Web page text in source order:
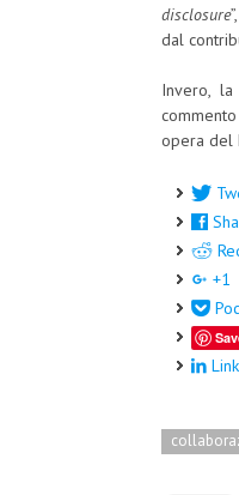
disclosure
dal
Invero,
opera del
+1